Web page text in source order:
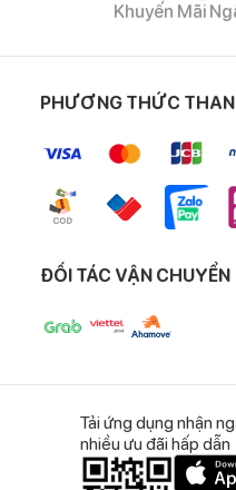
Khuyến Mãi
PHƯƠNG THỨC
ĐỐI TÁC VẬN CHUYỂN
Tải ứng dụng nhận
nhiều ưu đãi hấp dẫn